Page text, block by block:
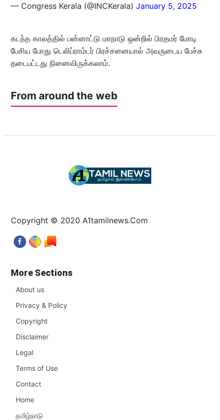
— Congress Kerala (@INCKerala) January 5, 2025
கடந்த காலத்தில் பன்னாட்டு மாநாடு ஒன்றில் பிரதமர் மோடி
பேசிய போது டெலிப்ராம்டர் பிரச்சனையால் அவருடைய பேச்சு
தடைபட்டது நினைவிருக்கலாம்.
From around the web
Copyright © 2020 A1tamilnews.Com
More Sections
About us
Privacy & Policy
Copyright
Disclaimer
Legal
Terms of Use
Contact
Home
தமிழ்நாடு